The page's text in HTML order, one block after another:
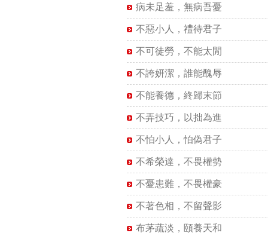
病未足羞，無病吾憂
不惡小人，禮待君子
不可徒勞，不能太閒
不誇妍潔，誰能醜辱
不能養德，終歸末節
不弄技巧，以拙為進
不怕小人，怕偽君子
不希榮達，不畏權勢
不憂患難，不畏權豪
不著色相，不留聲影
布茅蔬淡，頤養天和